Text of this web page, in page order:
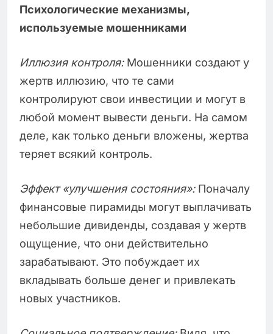
Психологические механизмы,
используемые мошенниками
Иллюзия контроля: Мошенники создают у
жертв иллюзию, что те сами
контролируют свои инвестиции и могут в
любой момент вывести деньги. На самом
деле, как только деньги вложены, жертва
теряет всякий контроль.
Эффект «улучшения состояния»: Поначалу
финансовые пирамиды могут выплачивать
небольшие дивиденды, создавая у жертв
ощущение, что они действительно
зарабатывают. Это побуждает их
вкладывать больше денег и привлекать
новых участников.